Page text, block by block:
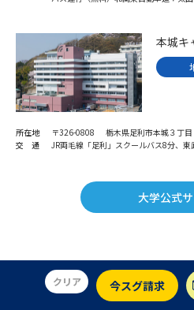
お支払いについて
テレメール
お支払いサイト
本城キ
所在地
〒326-0808 栃木県足利市本城３丁目
交 通
JR両毛線「足利」スクールバス8分、
大学公式
クリア 今スグ請求